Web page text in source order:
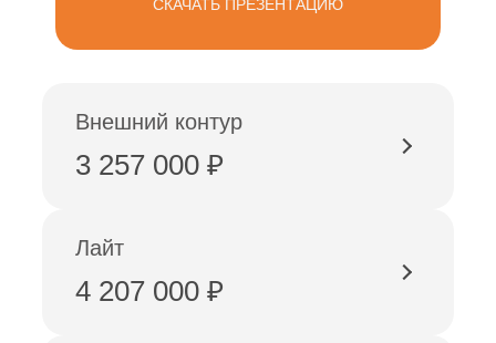
СКАЧАТЬ ПРЕЗЕНТАЦИЮ
Внешний контур
3 257 000 ₽
Лайт
4 207 000 ₽